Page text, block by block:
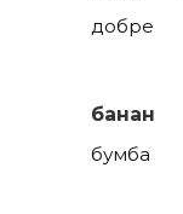
добре
банан
бумба